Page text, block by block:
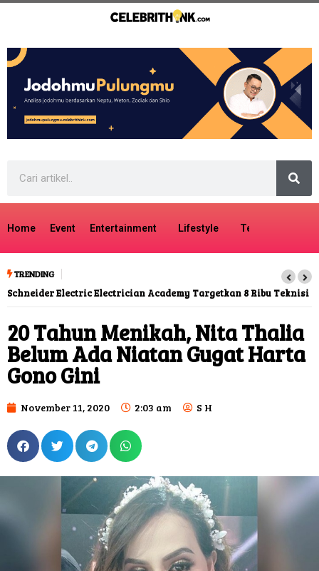
Home Event Entertainment Lifestyle Tech
TRENDING
Schneider Electric Electrician Academy Targetkan 8 Ribu Teknisi
20 Tahun Menikah, Nita Thalia
Belum Ada Niatan Gugat Harta
Gono Gini
November 11, 2020 2:03 am S H